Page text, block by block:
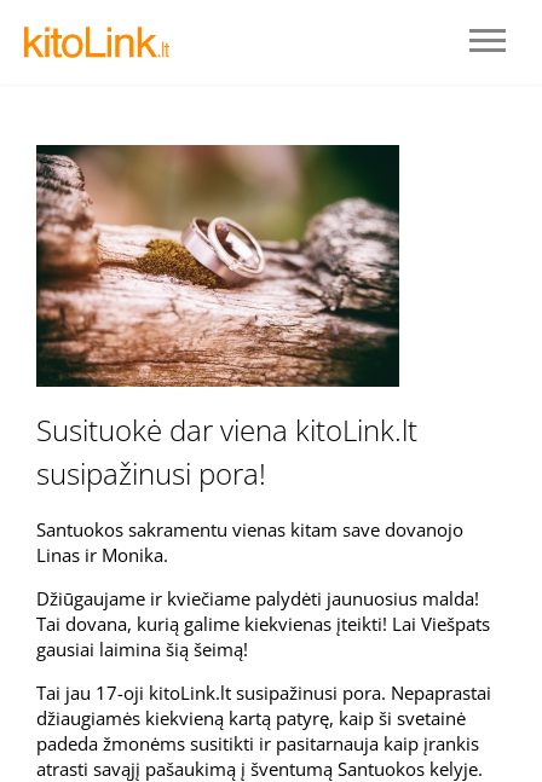
Prisijungti
REGISTRUOTIS
Susituokė dar viena kitoLink.lt
susipažinusi pora!
Santuokos sakramentu vienas kitam save dovanojo
Linas ir Monika.
Džiūgaujame ir kviečiame palydėti jaunuosius malda!
Tai dovana, kurią galime kiekvienas įteikti! Lai Viešpats
gausiai laimina šią šeimą!
Tai jau 17-oji kitoLink.lt susipažinusi pora. Nepaprastai
džiaugiamės kiekvieną kartą patyrę, kaip ši svetainė
padeda žmonėms susitikti ir pasitarnauja kaip įrankis
atrasti savąjį pašaukimą į šventumą Santuokos kelyje.